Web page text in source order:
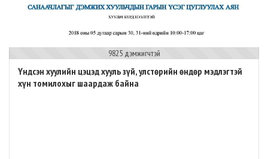
9825 дэмжигчтэй
Үндсэн хуулийн цэцэд хууль зүй, улстөрийн өндөр мэдлэгтэй
хүн томилохыг шаардаж байна